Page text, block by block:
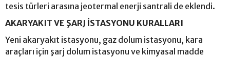
tesis türleri arasına jeotermal enerji santrali de eklendi.
AKARYAKIT VE ŞARJ İSTASYONU KURALLARI
Yeni akaryakıt istasyonu, gaz dolum istasyonu, kara
araçları için şarj dolum istasyonu ve kimyasal madde